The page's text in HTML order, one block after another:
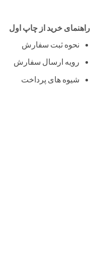
خرید از چاپ اول
نحوه ثبت سفارش
رویه ارسال سفارش
شیوه های پرداخت